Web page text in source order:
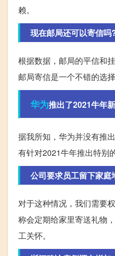
赖。
现在邮局还可以寄信吗
根据数据，邮局的平信和
邮局寄信是一个不错的选
华为推出了2021牛年
据我所知，华为并没有推
有针对2021牛年推出特别
公司要求员工留下家
对于这种情况，我们需要
称会定期给家里寄送礼物
工关怀。